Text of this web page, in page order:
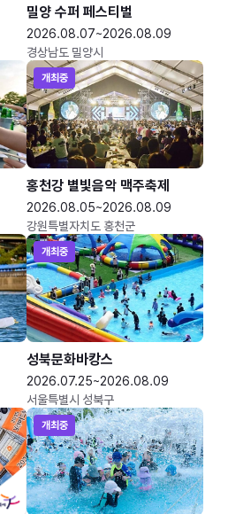
밀양 수퍼 페스티벌
2026.08.07~2026.08.09
경상남도 밀양시
개최중
홍천강 별빛음악 맥주축제
2026.08.05~2026.08.09
강원특별자치도 홍천군
개최중
성북문화바캉스
2026.07.25~2026.08.09
서울특별시 성북구
개최중